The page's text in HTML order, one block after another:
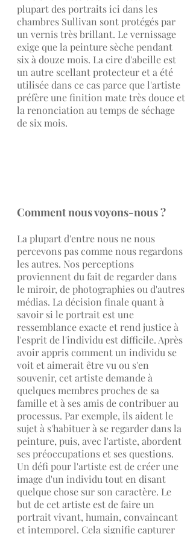
plupart des portraits ici dans les
chambres Sullivan sont protégés par
un vernis très brillant. Le vernissage
exige que la peinture sèche pendant
six à douze mois. La cire d'abeille est
un autre scellant protecteur et a été
utilisée dans ce cas parce que l'artiste
préfère une finition mate très douce et
la renonciation au temps de séchage
de six mois.
Comment nous voyons-nous ?
La plupart d'entre nous ne nous
percevons pas comme nous regardons
les autres. Nos perceptions
proviennent du fait de regarder dans
le miroir, de photographies ou d'autres
médias. La décision finale quant à
savoir si le portrait est une
ressemblance exacte et rend justice à
l'esprit de l'individu est difficile. Après
avoir appris comment un individu se
voit et aimerait être vu ou s'en
souvenir, cet artiste demande à
quelques membres proches de sa
famille et à ses amis de contribuer au
processus. Par exemple, ils aident le
sujet à s'habituer à se regarder dans la
peinture, puis, avec l'artiste, abordent
ses préoccupations et ses questions.
Un défi pour l'artiste est de créer une
image d'un individu tout en disant
quelque chose sur son caractère. Le
but de cet artiste est de faire un
portrait vivant, humain, convaincant
et intemporel. Cela signifie capturer